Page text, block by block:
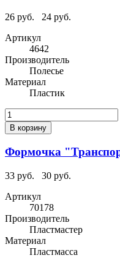
26 руб.
24 руб.
Артикул
4642
Производитель
Полесье
Материал
Пластик
В корзину
Формочка
33 руб.
30 руб.
Артикул
70178
Производитель
Пластмастер
Материал
Пластмасса